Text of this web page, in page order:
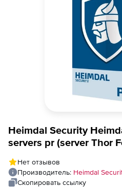
Heimdal Security
servers pr (server Thor
GUARD and
only
Нет отзывов
Производитель: Heimdal
Скопировать ссылку